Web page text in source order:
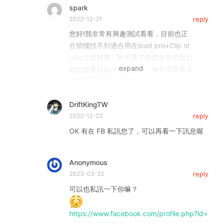
基本上極少遇到連線方面的問題
這個鍵盤從第一版在 iPad 上主要是搭配
Procreate，使用也大概用了一年半了，
CSP 會更適合，畢竟它本身熱鍵設計邏
輯就比 Procreate 好不少(個人是畫漫畫
或大尺寸插圖的時候才會開 CSP)。最近
：）
spark
2022-12-21 reply
您好!我非常有興趣測試看看，目前也正
在煩惱找不到適合用在ipad pro+Clip st
udio上的鍵盤，昨天看了您的文章也起心
動念想要自組一台來用用，無奈專業差太
我的臉書
https://www.facebook.com/spark700
7/
DriftKingTW
2022-12-22 reply
OK 有在 FB 私訊您了，可以再看一下訊息喔
Anonymous
2023-02-22 reply
可以也私訊一下你嘛？
https://www.facebook.com/profile.php?id=